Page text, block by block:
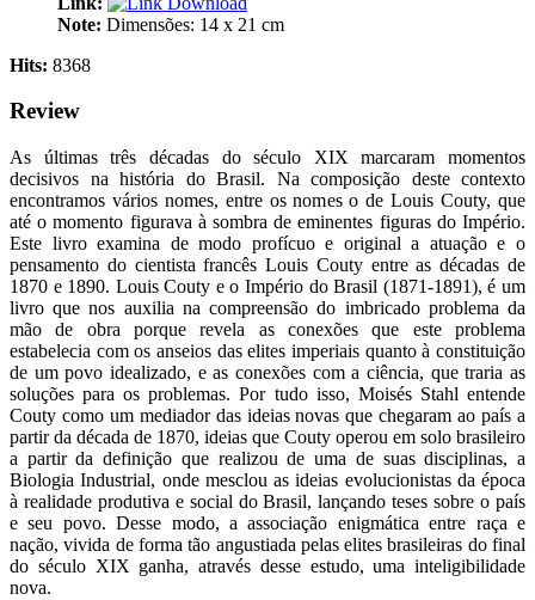
Note: Dimensões: ‎14 x 21 cm
Hits: 8368
Review
As últimas três décadas do século XIX marcaram momentos
decisivos na história do Brasil. Na composição deste contexto
encontramos vários nomes, entre os nomes o de Louis Couty, que
até o momento figurava à sombra de eminentes figuras do Império.
Este livro examina de modo profícuo e original a atuação e o
pensamento do cientista francês Louis Couty entre as décadas de
1870 e 1890. Louis Couty e o Império do Brasil (1871-1891), é um
livro que nos auxilia na compreensão do imbricado problema da
mão de obra porque revela as conexões que este problema
estabelecia com os anseios das elites imperiais quanto à constituição
de um povo idealizado, e as conexões com a ciência, que traria as
soluções para os problemas. Por tudo isso, Moisés Stahl entende
Couty como um mediador das ideias novas que chegaram ao país a
partir da década de 1870, ideias que Couty operou em solo brasileiro
a partir da definição que realizou de uma de suas disciplinas, a
Biologia Industrial, onde mesclou as ideias evolucionistas da época
à realidade produtiva e social do Brasil, lançando teses sobre o país
e seu povo. Desse modo, a associação enigmática entre raça e
nação, vivida de forma tão angustiada pelas elites brasileiras do final
do século XIX ganha, através desse estudo, uma inteligibilidade
nova.